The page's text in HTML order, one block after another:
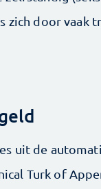
zich door vaak
uit de
Turk of